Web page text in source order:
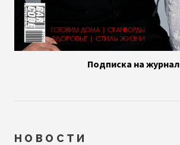
Подписка на журнал
НОВОСТИ